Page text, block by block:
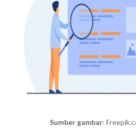
Sumber gambar: